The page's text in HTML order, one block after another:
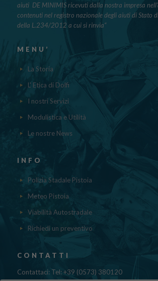
aiuti DE MINIMIS ricevuti dalla nostra impresa
contenuti nel registro nazionale degli aiuti di Stato
della L.234/2012 a cui si rinvia“
MENU’
La Storia
L' Etica di Dolfi
I nostri Servizi
Modulistica e Utilità
Le nostre News
INFO
Polizia Stadale Pistoia
Meteo Pistoia
Viabilità Autostradale
Richiedi un preventivo
CONTATTI
Contattaci: Tel: +39 (0573) 380120